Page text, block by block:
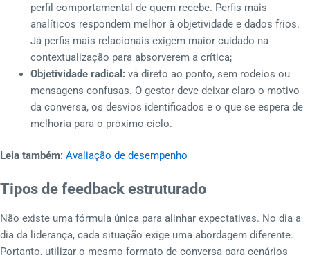
perfil comportamental de quem recebe. Perfis mais
analíticos respondem melhor à objetividade e dados frios.
Já perfis mais relacionais exigem maior cuidado na
contextualização para absorverem a crítica;
Objetividade radical:vá direto ao ponto, sem rodeios ou
mensagens confusas. O gestor deve deixar claro o motivo
da conversa, os desvios identificados e o que se espera de
melhoria para o próximo ciclo.
Leia também: Avaliação de desempenho
Tipos de feedback estruturado
Não existe uma fórmula única para alinhar expectativas. No dia a
dia da liderança, cada situação exige uma abordagem diferente.
Portanto, utilizar o mesmo formato de conversa para cenários